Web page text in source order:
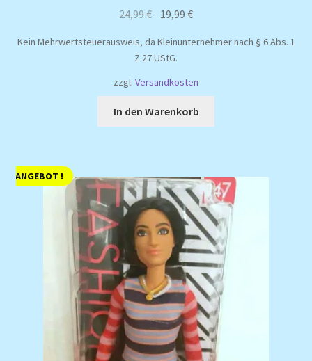
24,99€ Ursprünglicher
war:
24,99 €
19,99€Aktueller
ist:
Kein Mehrwertsteuerausweis, da Kleinunternehmer nach § 6 Abs. 1
Z 27 UStG.
zzgl. Versandkosten
In den Warenkorb
ANGEBOT !